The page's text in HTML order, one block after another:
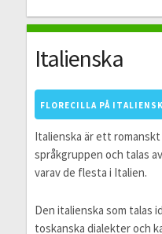
Italienska
FLORECILLA PÅ
Italienska är ett
språkgruppen och talas
varav de flesta i Italien.
Den italienska som talas
toskanska dialekter och